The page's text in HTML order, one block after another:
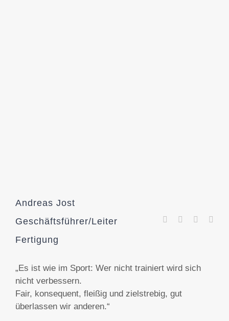
Andreas Jost
Geschäftsführer/Leiter
Fertigung
„Es ist wie im Sport: Wer nicht trainiert wird sich
nicht verbessern.
Fair, konsequent, fleißig und zielstrebig, gut
überlassen wir anderen.“